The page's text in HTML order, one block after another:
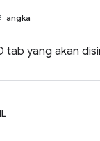
angka
tab yang akan